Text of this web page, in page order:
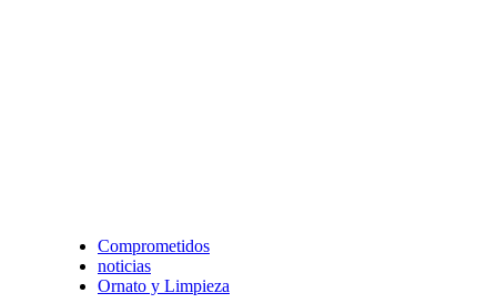
Comprometidos
noticias
Ornato y Limpieza